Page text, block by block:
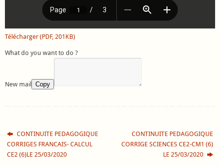
Télécharger (PDF, 201KB)
What do you want to do ?
New mail Copy
CONTINUITE PEDAGOGIQUE
CORRIGES FRANCAIS- CALCUL
CE2 (6)LE 25/03/2020
CONTINUITE PEDAGOGIQUE
CORRIGE SCIENCES CE2-CM1 (6)
LE 25/03/2020